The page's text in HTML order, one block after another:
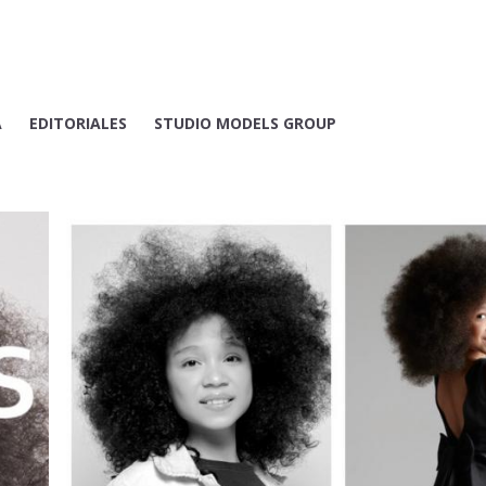
EDITORIALES STUDIO MODELS GROUP